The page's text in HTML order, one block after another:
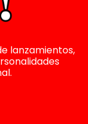
lanzamientos,